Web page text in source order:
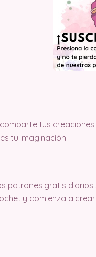
tus
tu imaginación!
patrones gratis diarios
y comienza a crear!